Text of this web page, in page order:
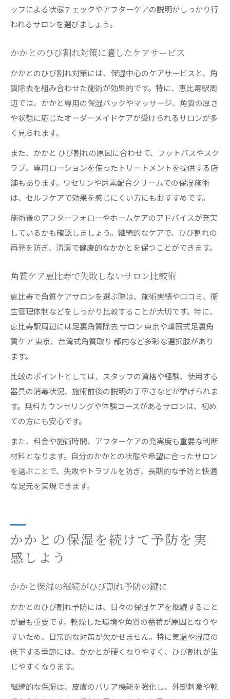
ッフによる状態チェックやアフターケアの説明がしっかり行
われるサロンを選びましょう。
かかとのひび割れ対策に適したケアサービス
かかとのひび割れ対策には、保湿中心のケアサービスと、角
質除去を組み合わせた施術が効果的です。特に、恵比寿駅周
辺では、かかと専用の保湿パックやマッサージ、角質の厚さ
や状態に応じたオーダーメイドケアが受けられるサロンが多
く見られます。
また、かかと ひび割れの原因に合わせて、フットバスやスク
ラブ、専用ローションを使ったトリートメントを提供する店
舗もあります。ワセリンや尿素配合クリームでの保湿施術
は、セルフケアで効果を感じにくい方にもおすすめです。
施術後のアフターフォローやホームケアのアドバイスが充実
しているかも確認しましょう。継続的なケアで、ひび割れの
再発を防ぎ、清潔で健康的なかかとを保つことができます。
角質ケア恵比寿で失敗しないサロン比較術
恵比寿で角質ケアサロンを選ぶ際は、施術実績や口コミ、衛
生管理体制などをしっかり比較することが大切です。特に、
恵比寿駅周辺には足裏角質除去 サロン 東京や韓国式足裏角
質ケア 東京、台湾式角質取り 都内など多彩な選択肢があり
ます。
比較のポイントとしては、スタッフの資格や経験、使用する
器具の消毒状況、施術前後の説明の丁寧さなどが挙げられま
す。無料カウンセリングや体験コースがあるサロンは、初め
ての方にも安心です。
また、料金や施術時間、アフターケアの充実度も重要な判断
材料となります。自分のかかとの状態や希望に合ったサロン
を選ぶことで、失敗やトラブルを防ぎ、長期的な予防と快適
な足元を実現できます。
かかとの保湿を続けて予防を実
感しよう
かかと保湿の継続がひび割れ予防の鍵に
かかとのひび割れ予防には、日々の保湿ケアを継続すること
が最も重要です。乾燥した環境や角質の蓄積が原因となりや
すいため、日常的な対策が欠かせません。特に気温や湿度の
低下する季節には、かかとが硬くなりやすく、ひび割れが生
じやすくなります。
継続的な保湿は、皮膚のバリア機能を強化し、外部刺激や乾